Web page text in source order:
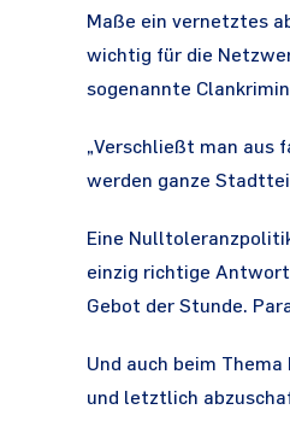
Maße ein vernetztes
wichtig für die
sogenannte
„Verschließt man aus
werden ganze
Eine
einzig richtige
Gebot der Stunde.
Und auch beim
und letztlich